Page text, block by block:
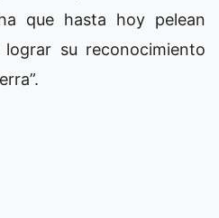
que hasta hoy pelean
su reconocimiento